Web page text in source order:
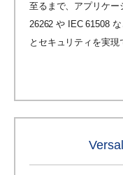
至るまで、アプリケー
26262 や IEC 61508
とセキュリティを実現